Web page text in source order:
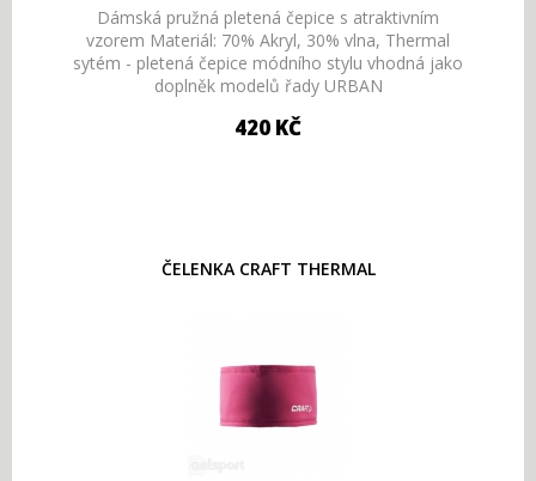
Dámská pružná pletená čepice s atraktivním
vzorem Materiál: 70% Akryl, 30% vlna, Thermal
sytém - pletená čepice módního stylu vhodná jako
doplněk modelů řady URBAN
420 KČ
ČELENKA CRAFT THERMAL